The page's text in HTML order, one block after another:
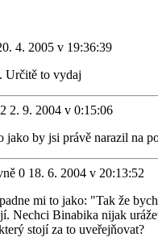
4. 2005 v 19:36:39
Určitě to vydaj
2. 9. 2004 v 0:15:06
by jsi právě narazil na
18. 6. 2004 v 20:13:52
mi to jako: "Tak že
Nechci Binabika nijak
stojí za to uveřejňovat?